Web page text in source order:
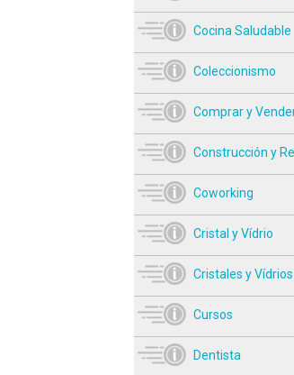
Cocina Saludable
Coleccionismo
Comprar y
Construcción y
Coworking
Cristal y Vídrio
Cristales y Vídrios
Cursos
Dentista